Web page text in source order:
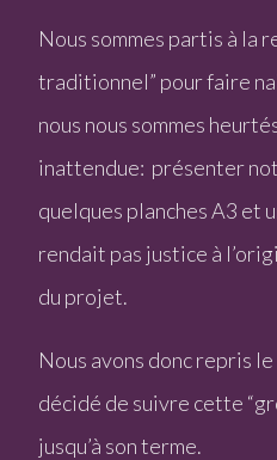
Nous sommes partis à la
traditionnel” pour faire
nous nous sommes
inattendue: présenter
quelques planches A3 et
rendait pas justice à
du projet.
Nous avons donc repris
décidé de suivre cette
jusqu’à son terme.